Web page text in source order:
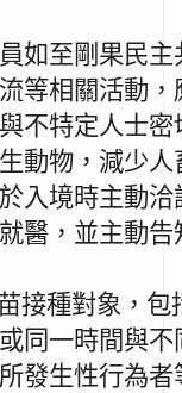
如至剛果民
等相關活動
不特定人士
動物，減少
入境時主動
醫，並主動
接種對象，
同一時間與
發生性行為